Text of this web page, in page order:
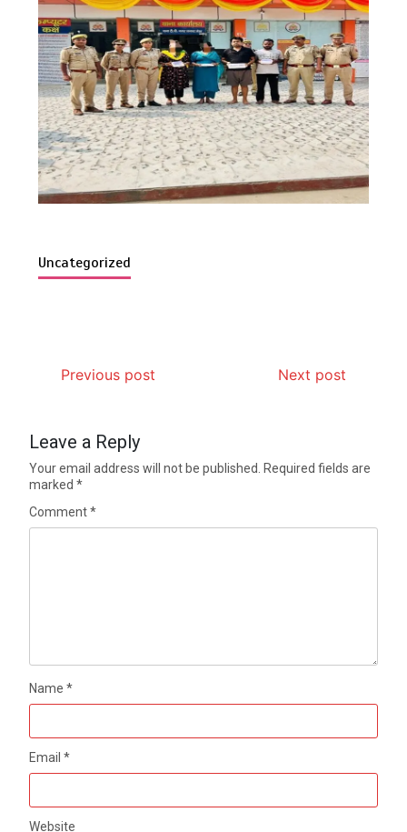
Uncategorized
Previous post Next post
Leave a Reply
Your email address will not be published.
Required fields are
marked*
Comment*
Name*
Email*
Website